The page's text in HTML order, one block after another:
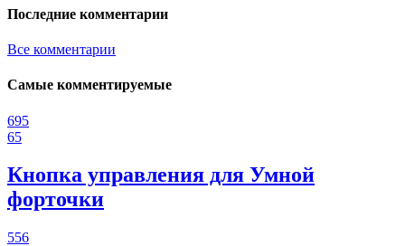
Последние комментарии
Все комментарии
Самые комментируемые
695
65
Кнопка управления для Умной
форточки
556